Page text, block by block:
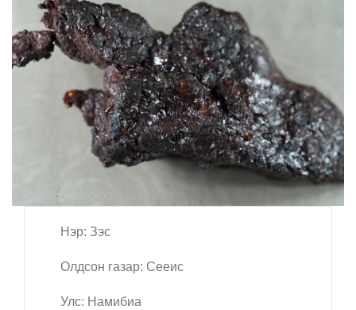
Нэр: Зэс
Олдсон газар: Сееис
Улс: Намибиа